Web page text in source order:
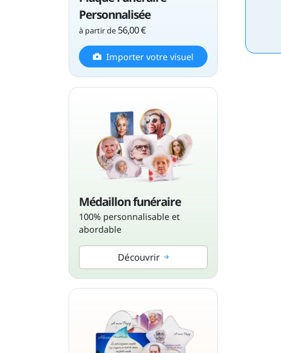
Personnalisée
à partir de 56,00 €
Importer votre visuel
Médaillon funéraire
100% personnalisable et
abordable
Découvrir